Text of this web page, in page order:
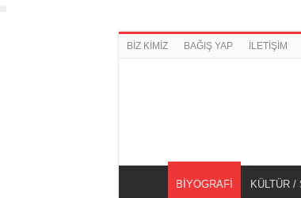
BİZ KİMİZ BAĞIŞ YAP İLETİŞİM
BİYOGRAFİ KÜLTÜR /